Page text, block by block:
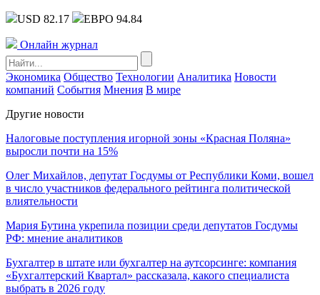
USD 82.17 ЕВРО 94.84
Онлайн журнал
Экономика Общество Технологии Аналитика Новости
компаний События Мнения В мире
Другие новости
Налоговые поступления игорной зоны «Красная Поляна»
выросли почти на 15%
Олег Михайлов, депутат Госдумы от Республики Коми, вошел
в число участников федерального рейтинга политической
влиятельности
Мария Бутина укрепила позиции среди депутатов Госдумы
РФ: мнение аналитиков
Бухгалтер в штате или бухгалтер на аутсорсинге: компания
«Бухгалтерский Квартал» рассказала, какого специалиста
выбрать в 2026 году